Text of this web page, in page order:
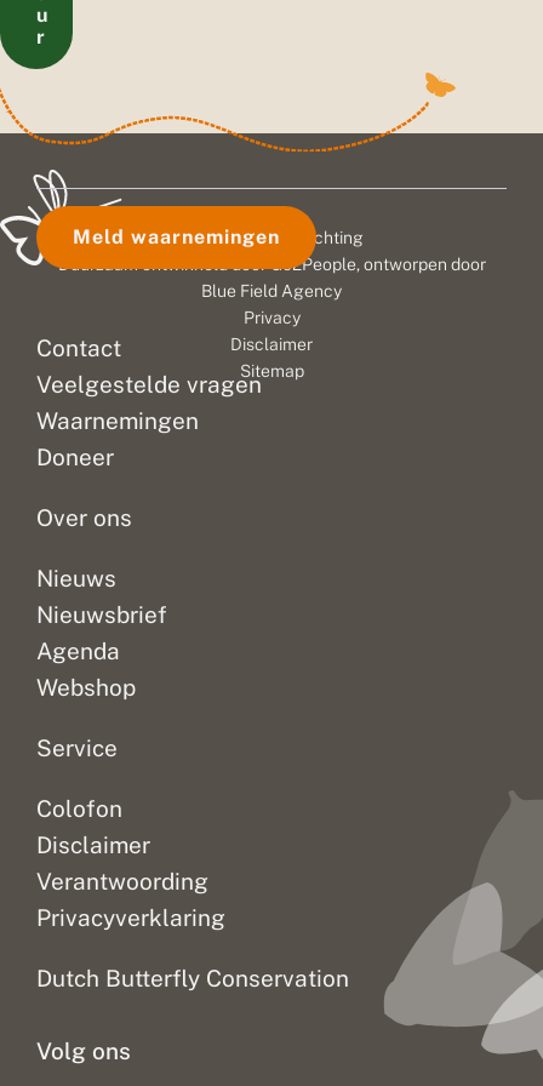
u
r
Contact
Veelgestelde vragen
Waarnemingen
Doneer
Over ons
Nieuws
Nieuwsbrief
Agenda
Webshop
Service
Colofon
Disclaimer
Verantwoording
Privacyverklaring
Dutch Butterfly Conservation
Volg ons
Meld waarnemingen
© 2026 Vlinderstichting
Duurzaam ontwikkeld door
Go2People, ontworpen door
Blue Field Agency
Privacy
Disclaimer
Sitemap